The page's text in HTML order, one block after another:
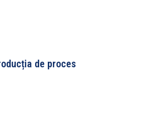
de proces